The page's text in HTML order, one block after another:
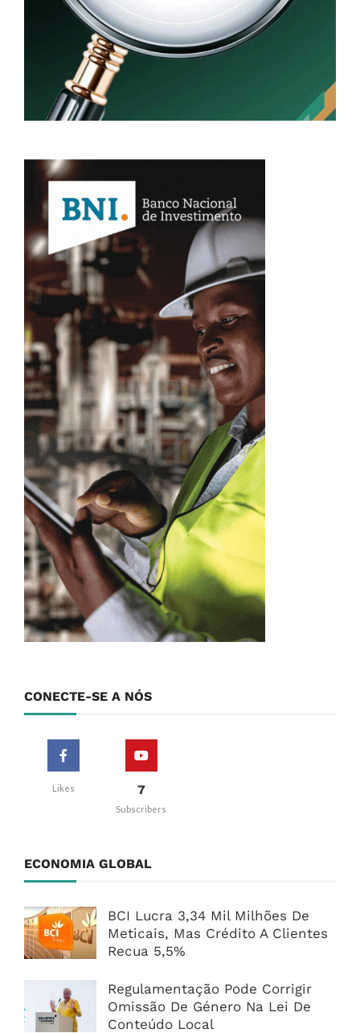
CONECTE-SE A NÓS
Likes 7
Subscribers
ECONOMIA GLOBAL
BCI Lucra 3,34 Mil Milhões De
Meticais, Mas Crédito A Clientes
Recua 5,5%
Regulamentação Pode Corrigir
Omissão De Género Na Lei De
Conteúdo Local